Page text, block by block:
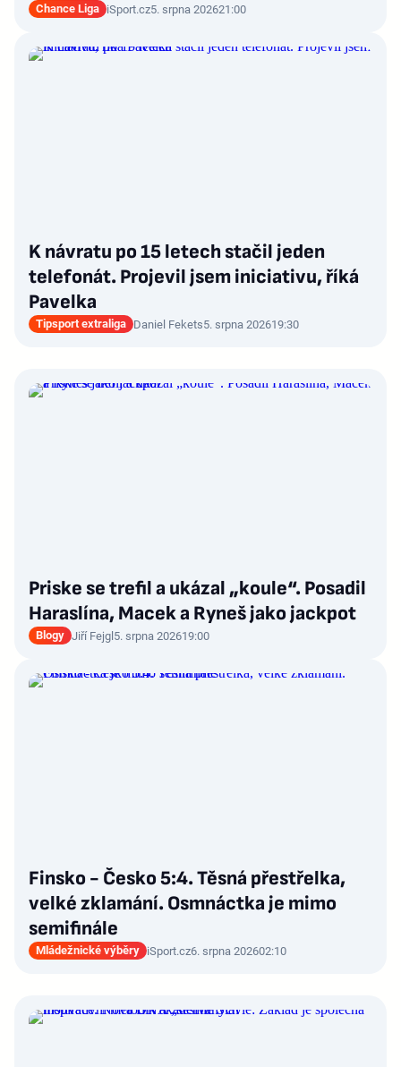
Chance Liga iSport.cz5. srpna 202621:00
K návratu po 15 letech stačil jeden
telefonát. Projevil jsem iniciativu, říká
Pavelka
Tipsport extraliga Daniel Fekets5. srpna 202619:30
Priske se trefil a ukázal „koule“. Posadil
Haraslína, Macek a Ryneš jako jackpot
Blogy Jiří Fejgl5. srpna 202619:00
Finsko - Česko 5:4. Těsná přestřelka,
velké zklamání. Osmnáctka je mimo
semifinále
Mládežnické výběry iSport.cz6. srpna 202602:10